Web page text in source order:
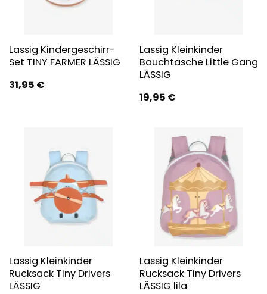
Lassig Kindergeschirr-
Set TINY FARMER LÄSSIG
31,95 €
Lassig Kleinkinder
Bauchtasche Little Gang
LÄSSIG
19,95 €
Lassig Kleinkinder
Rucksack Tiny Drivers
LÄSSIG
Lassig Kleinkinder
Rucksack Tiny Drivers
LÄSSIG lila